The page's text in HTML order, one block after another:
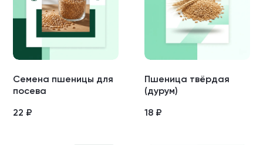
Семена пшеницы для
посева
22 ₽
Пшеница твёрдая
(дурум)
18 ₽